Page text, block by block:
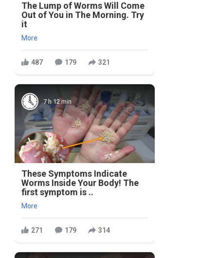
The Lump of Worms Will Come
Out of You in The Morning. Try
it
More
487 179 321
7 h 12 min
These Symptoms Indicate
Worms Inside Your Body! The
first symptom is ..
More
271 179 314